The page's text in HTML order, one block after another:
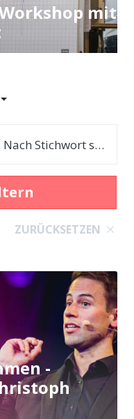
mit
Nach Stichwort suchen...
ZURÜCKSETZEN
-